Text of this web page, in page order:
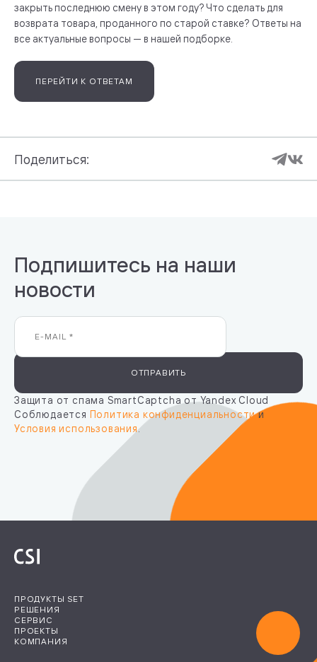
закрыть последнюю смену в этом году? Что сделать для
возврата товара, проданного по старой ставке? Ответы на
все актуальные вопросы — в нашей подборке.
ПЕРЕЙТИ К ОТВЕТАМ
Поделиться:
Подпишитесь на наши
новости
ОТПРАВИТЬ
Защита от спама SmartCaptcha от Yandex Cloud
Соблюдается Политика конфиденциальностии
Условия использования.
ПРОДУКТЫ SET
РЕШЕНИЯ
СЕРВИС
ПРОЕКТЫ
КОМПАНИЯ